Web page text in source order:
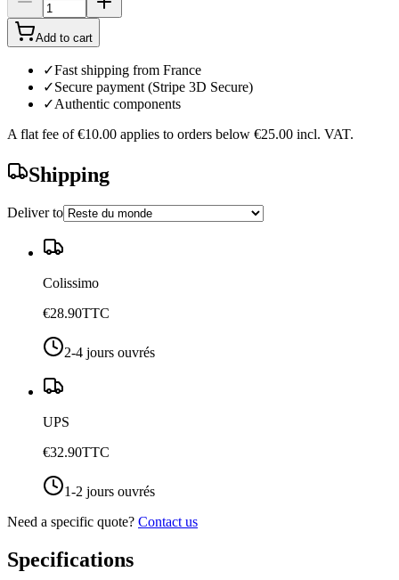
Add to cart
✓Fast shipping from France
✓Secure payment (Stripe 3D Secure)
✓Authentic components
A flat fee of €10.00 applies to orders below €25.00 incl. VAT.
Shipping
Deliver to
Colissimo
€28.90TTC
2-4 jours ouvrés
UPS
€32.90TTC
1-2 jours ouvrés
Need a specific quote? Contact us
Specifications